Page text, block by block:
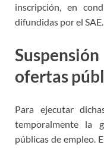
inscripción, en
difundidas por el SAE.
ofertas
Para ejecutar
temporalmente la
públicas de empleo.